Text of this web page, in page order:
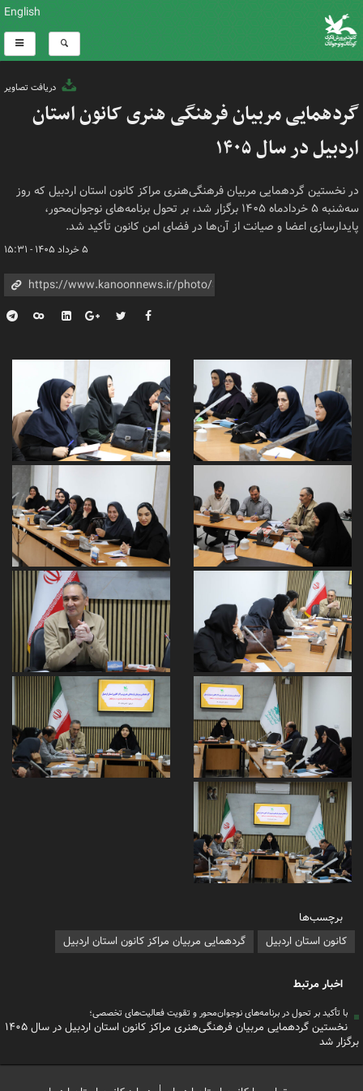
English
دریافت تصاویر
گردهمایی مربیان فرهنگی هنری کانون استان
اردبیل در سال ۱۴۰۵
در نخستین گردهمایی مربیان فرهنگی‌هنری مراکز کانون استان اردبیل که روز
سه‌شنبه ۵ خردادماه ۱۴۰۵ برگزار شد، بر تحول برنامه‌های نوجوان‌محور،
پایدارسازی اعضا و صیانت از آن‌ها در فضای امن کانون تأکید شد.
۵ خرداد ۱۴۰۵ - ۱۵:۳۱
برچسب‌ها
کانون استان اردبیل
گردهمایی مربیان مراکز کانون استان اردبیل
اخبار مرتبط
با تأکید بر تحول در برنامه‌های نوجوان‌محور و تقویت فعالیت‌های تخصصی؛
نخستین گردهمایی مربیان فرهنگی‌هنری مراکز کانون استان اردبیل در سال ۱۴۰۵
برگزار شد